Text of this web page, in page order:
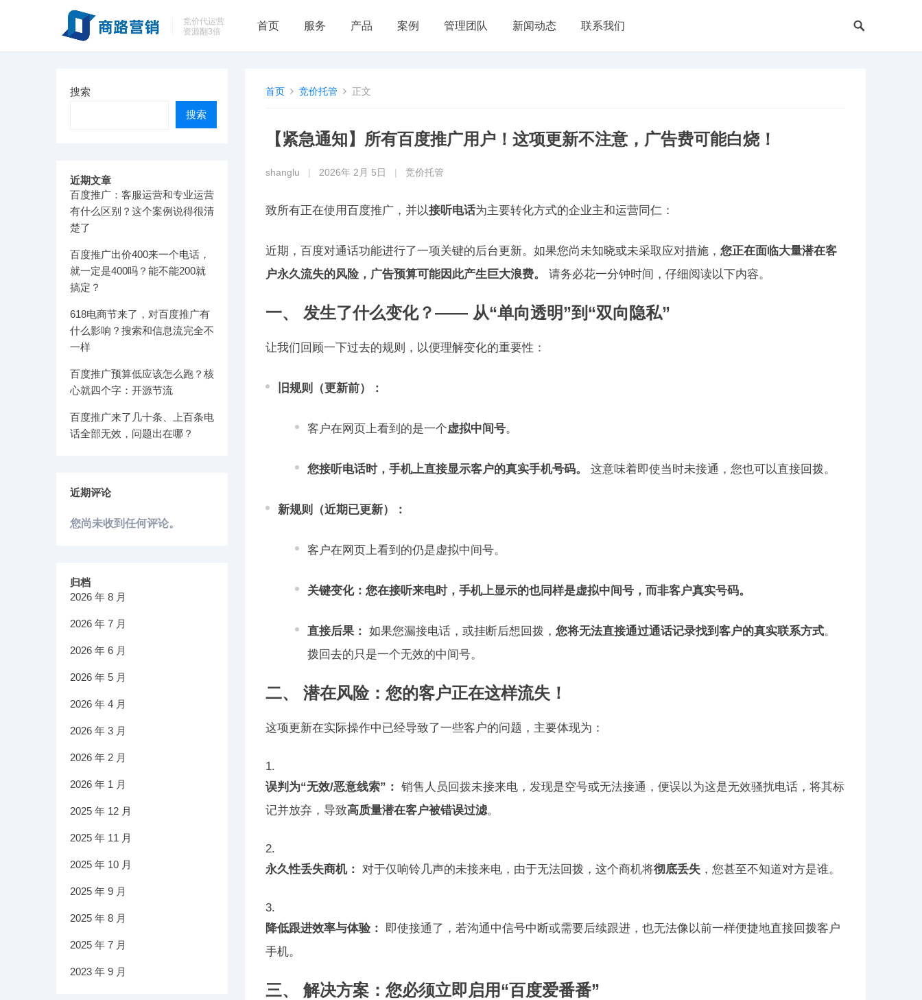
竞价代运营
资源翻3倍
首页 服务 产品 案例 管理团队 新闻动态 联系我们
首页 竞价托管 正文
【紧急通知】所有百度推广用户！这项更新不注意，广告费可能白烧！
shanglu 2026年 2月 5日 竞价托管
致所有正在使用百度推广，并以接听电话为主要转化方式的企业主和运营同仁：
近期，百度对通话功能进行了一项关键的后台更新。如果您尚未知晓或未采取应对措施， 您正在面临大量潜在客
户永久流失的风险，广告预算可能因此产生巨大浪费。
请务必花一分钟时间，仔细阅读以下内容。
一、 发生了什么变化？—— 从“单向透明”到“双向隐私”
让我们回顾一下过去的规则，以便理解变化的重要性：
旧规则（更新前）：
客户在网页上看到的是一个虚拟中间号。
您接听电话时，手机上直接显示客户的真实手机号码。 这意味着即使当时未接通，您也可以直接回拨。
新规则（近期已更新）：
客户在网页上看到的仍是虚拟中间号。
关键变化：您在接听来电时，手机上显示的也同样是虚拟中间号，而非客户真实号码。
直接后果： 如果您漏接电话，或挂断后想回拨， 您将无法直接通过通话记录找到客户的真实联系方式。
拨回去的只是一个无效的中间号。
二、 潜在风险：您的客户正在这样流失！
这项更新在实际操作中已经导致了一些客户的问题，主要体现为：
误判为“无效/恶意线索”： 销售人员回拨未接来电，发现是空号或无法接通，便误以为这是无效骚扰电话，将其标
记并放弃，导致高质量潜在客户被错误过滤。
永久性丢失商机： 对于仅响铃几声的未接来电，由于无法回拨，这个商机将彻底丢失 ，您甚至不知道对方是谁。
降低跟进效率与体验：
即使接通了，若沟通中信号中断或需要后续跟进，也无法像以前一样便捷地直接回拨客户
手机。
三、 解决方案：您必须立即启用“百度爱番番”
搜索
搜索
近期文章
百度推广：客服运营和专业运营
有什么区别？这个案例说得很清
楚了
百度推广出价400来一个电话，
就一定是400吗？能不能200就
搞定？
618电商节来了，对百度推广有
什么影响？搜索和信息流完全不
一样
百度推广预算低应该怎么跑？核
心就四个字：开源节流
百度推广来了几十条、上百条电
话全部无效，问题出在哪？
近期评论
您尚未收到任何评论。
归档
2026 年 8 月
2026 年 7 月
2026 年 6 月
2026 年 5 月
2026 年 4 月
2026 年 3 月
2026 年 2 月
2026 年 1 月
2025 年 12 月
2025 年 11 月
2025 年 10 月
2025 年 9 月
2025 年 8 月
2025 年 7 月
2023 年 9 月